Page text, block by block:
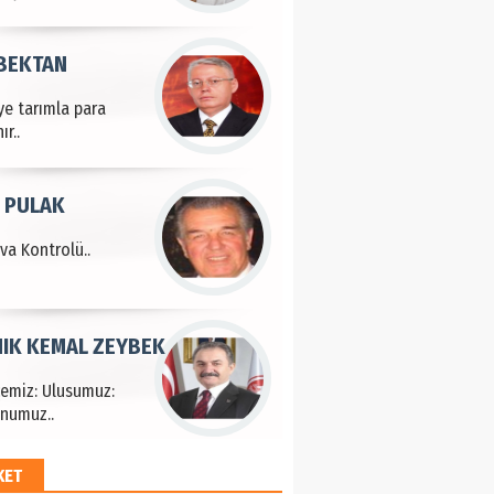
tarımla para
Kontrolü..
PULAK
Ulusumuz:
KEMAL ZEYBEK
HAYRİ PEKER